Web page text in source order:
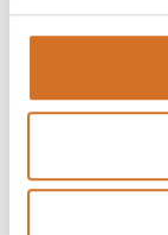
Produktet er
REDUCED
smagsløsninger
fonder og